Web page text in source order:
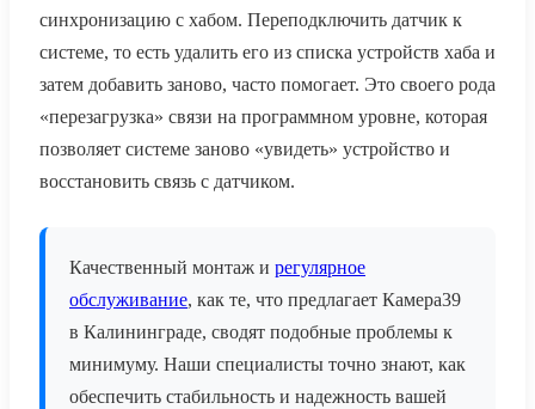
синхронизацию с хабом. Переподключить датчик к
системе, то есть удалить его из списка устройств хаба и
затем добавить заново, часто помогает. Это своего рода
«перезагрузка» связи на программном уровне, которая
позволяет системе заново «увидеть» устройство и
восстановить связь с датчиком.
Качественный монтаж и регулярное
обслуживание, как те, что предлагает Камера39
в Калининграде, сводят подобные проблемы к
минимуму. Наши специалисты точно знают, как
обеспечить стабильность и надежность вашей